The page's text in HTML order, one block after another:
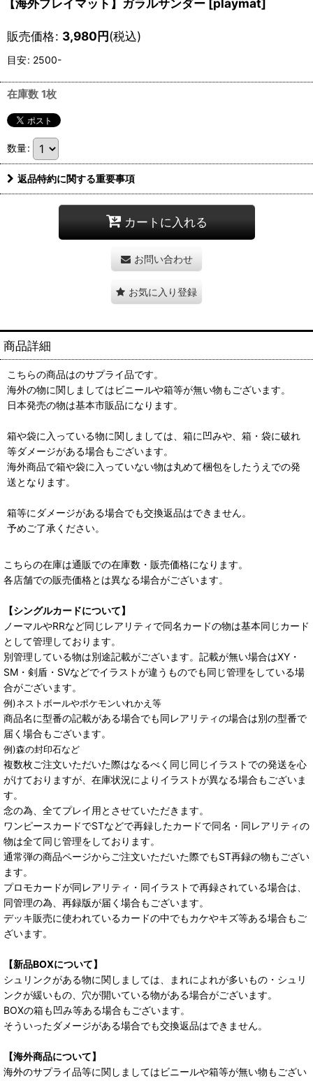
【海外プレイマット】ガラルサンダー [playmat]
販売価格: 3,980円(税込)
目安: 2500-
在庫数 1枚
数量:
返品特約に関する重要事項
カートに入れる
お問い合わせ
お気に入り登録
商品詳細
こちらの商品はのサプライ品です。
海外の物に関しましてはビニールや箱等が無い物もございます。
日本発売の物は基本市販品になります。
箱や袋に入っている物に関しましては、箱に凹みや、箱・袋に破れ
等ダメージがある場合もございます。
海外商品で箱や袋に入っていない物は丸めて梱包をしたうえでの発
送となります。
箱等にダメージがある場合でも交換返品はできません。
予めご了承ください。
こちらの在庫は通販での在庫数・販売価格になります。
各店舗での販売価格とは異なる場合がございます。
【シングルカードについて】
ノーマルやRRなど同じレアリティで同名カードの物は基本同じカード
として管理しております。
別管理している物は別途記載がございます。記載が無い場合はXY・
SM・剣盾・SVなどでイラストが違うものでも同じ管理をしている場
合がございます。
例)ネストボールやポケモンいれかえ等
商品名に型番の記載がある場合でも同レアリティの場合は別の型番で
届く場合もございます。
例)森の封印石など
複数枚ご注文いただいた際はなるべく同じ同じイラストでの発送を心
がけておりますが、在庫状況によりイラストが異なる場合もございま
す。
念の為、全てプレイ用とさせていただきます。
ワンピースカードでSTなどで再録したカードで同名・同レアリティの
物は全て同じ管理をしております。
通常弾の商品ページからご注文いただいた際でもST再録の物もござい
ます。
プロモカードが同レアリティ・同イラストで再録されている場合は、
同管理の為、再録版が届く場合もございます。
デッキ販売に使われているカードの中でもカケやキズ等ある場合もご
ざいます。
【新品BOXについて】
シュリンクがある物に関しましては、まれによれが多いもの・シュリ
ンクが緩いもの、穴が開いている物がある場合がございます。
BOXの箱も凹み等ある場合もございます。
そういったダメージがある場合でも交換返品はできません。
【海外商品について】
海外のサプライ品等に関しましてはビニールや箱等が無い物もござい